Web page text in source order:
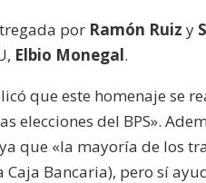
por Ramón Ruiz y
Elbio Monegal.
que este homenaje se
elecciones del BPS».
que «la mayoría de los
Caja Bancaria), pero sí